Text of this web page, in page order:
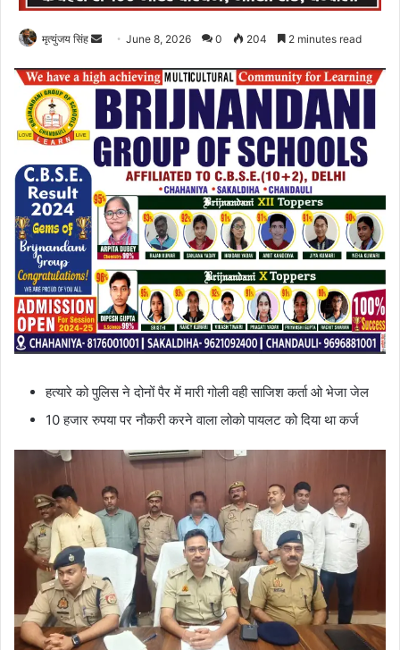
मृत्युंजय सिंह
Send
email
June 8, 2026 0 204 2 minutes read
हत्यारे को पुलिस ने दोनों पैर में मारी गोली वही साजिश कर्ता ओ भेजा जेल
10 हजार रुपया पर नौकरी करने वाला लोको पायलट को दिया था कर्ज